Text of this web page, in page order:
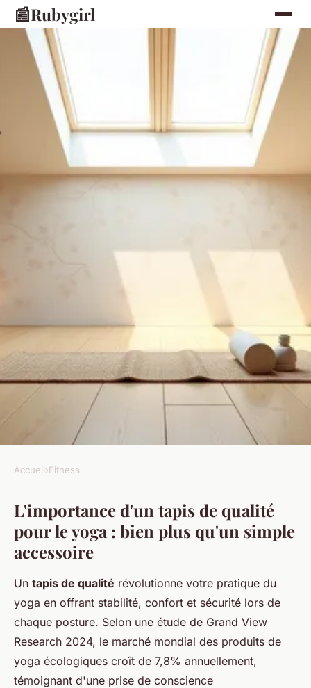
📰Rubygirl
Tapis yoga : confort et éco-
responsabilité à portée de
main
Amélie•23 novembre 2025•7 min de lecture
Accueil›Fitness
L'importance d'un tapis de qualité
pour le yoga : bien plus qu'un simple
accessoire
Un tapis de qualité révolutionne votre pratique du
yoga en offrant stabilité, confort et sécurité lors de
chaque posture. Selon une étude de Grand View
Research 2024, le marché mondial des produits de
yoga écologiques croît de 7,8% annuellement,
témoignant d'une prise de conscience